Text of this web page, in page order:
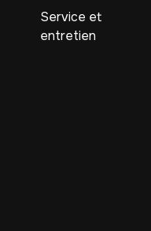
Service et
entretien